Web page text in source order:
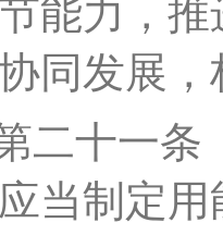
能力 ，
同发展
二十一条
应当制定用